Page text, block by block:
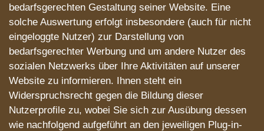
bedarfsgerechten Gestaltung seiner Website. Eine
solche Auswertung erfolgt insbesondere (auch für nicht
eingeloggte Nutzer) zur Darstellung von
bedarfsgerechter Werbung und um andere Nutzer des
sozialen Netzwerks über Ihre Aktivitäten auf unserer
Website zu informieren. Ihnen steht ein
Widerspruchsrecht gegen die Bildung dieser
Nutzerprofile zu, wobei Sie sich zur Ausübung dessen
wie nachfolgend aufgeführt an den jeweiligen Plug-in-